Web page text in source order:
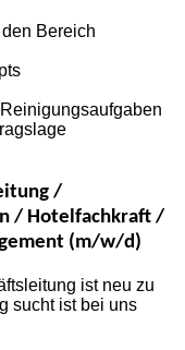
Bereich
/
/ Hotelfachkraft /
(m/w/d)
ist neu zu
sucht ist bei uns